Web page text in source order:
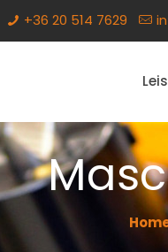
+36 20 514 7629